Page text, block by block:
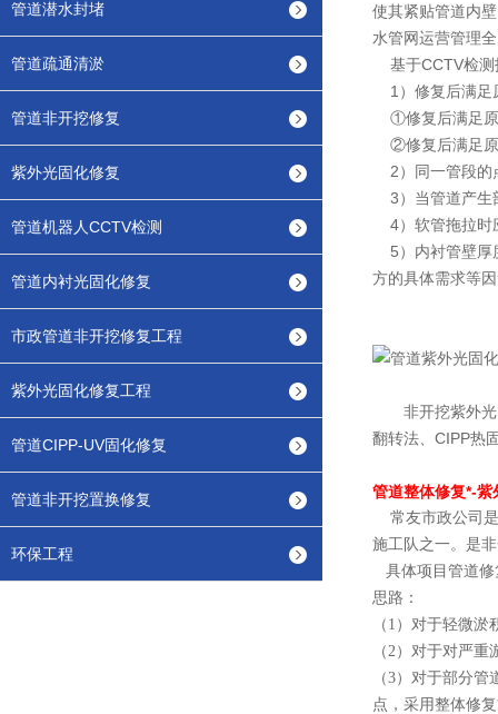
管道潜水封堵
管道疏通清淤
管道非开挖修复
紫外光固化修复
管道机器人CCTV检测
管道内衬光固化修复
市政管道非开挖修复工程
紫外光固化修复工程
管道CIPP-UV固化修复
管道非开挖置换修复
环保工程
使其紧贴管道内
水管网运营管理
基于CCTV检测
1）修复后满足
①修复后满足原
②修复后满足原
2）同一管段的
3）当管道产生
4）软管拖拉时
5）内衬管壁厚
方的具体需求等
非开挖紫外光固
翻转法、CIPP热
管道整体修复*-紫
常友市政公司是
施工队之一。是
具体项目管道修
思路：
（1）对于轻微
（2）对于对严
（3）对于部分
点，采用整体修